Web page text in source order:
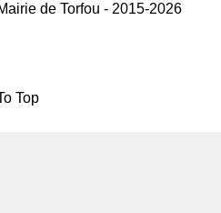
de Torfou - 2015-2026
Top